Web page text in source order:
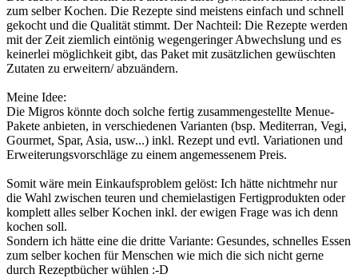
zum selber Kochen. Die Rezepte sind meistens einfach und schnell
gekocht und die Qualität stimmt. Der Nachteil: Die Rezepte werden
mit der Zeit ziemlich eintönig wegengeringer Abwechslung und es
keinerlei möglichkeit gibt, das Paket mit zusätzlichen gewüschten
Zutaten zu erweitern/ abzuändern.
Meine Idee:
Die Migros könnte doch solche fertig zusammengestellte Menue-
Pakete anbieten, in verschiedenen Varianten (bsp. Mediterran, Vegi,
Gourmet, Spar, Asia, usw...) inkl. Rezept und evtl. Variationen und
Erweiterungsvorschläge zu einem angemessenem Preis.
Somit wäre mein Einkaufsproblem gelöst: Ich hätte nichtmehr nur
die Wahl zwischen teuren und chemielastigen Fertigprodukten oder
komplett alles selber Kochen inkl. der ewigen Frage was ich denn
kochen soll.
Sondern ich hätte eine die dritte Variante: Gesundes, schnelles Essen
zum selber kochen für Menschen wie mich die sich nicht gerne
durch Rezeptbücher wühlen :-D